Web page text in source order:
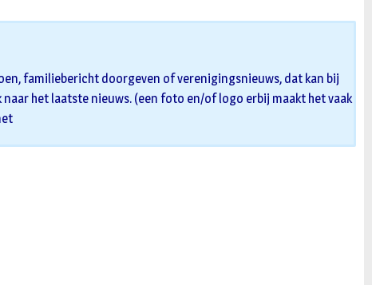
familiebericht doorgeven of verenigingsnieuws, dat kan bij
naar het laatste nieuws. (een foto en/of logo erbij maakt het vaak